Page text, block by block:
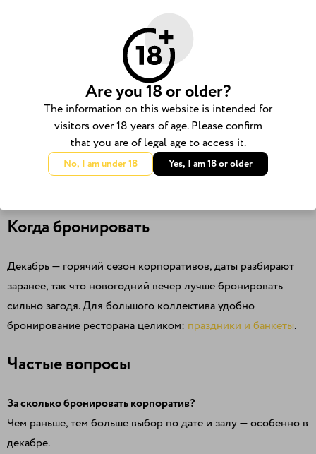
— Снежная, 26, м. Свиблово. До 190 гостей.
— Спартаковская, 23, м. Бауманская. До 181
— проспект Вернадского, 121к1. До 174
Тимбилдинг: квизы и живая музыка
Для командного вечера подойдут квизы и концерты —
Когда бронировать
Декабрь — горячий сезон корпоративов, даты разбирают
заранее, так что новогодний вечер лучше бронировать
сильно загодя. Для большого коллектива удобно
бронирование ресторана целиком: праздники и банкеты.
Частые вопросы
За сколько бронировать корпоратив?
Чем раньше, тем больше выбор по дате и залу — особенно в
декабре.
Are you 18 or older?
The information on this website is intended for
visitors over 18 years of age. Please confirm
that you are of legal age to access it.
No, I am under 18 Yes, I am 18 or older